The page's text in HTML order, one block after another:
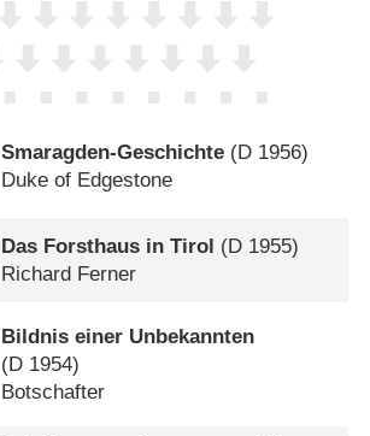
Smaragden-Geschichte (D 1956)
Duke of Edgestone
Das Forsthaus in Tirol (D 1955)
Richard Ferner
Bildnis einer Unbekannten
(D 1954)
Botschafter